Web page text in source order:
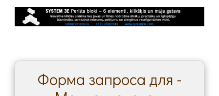
Форма запроса для -